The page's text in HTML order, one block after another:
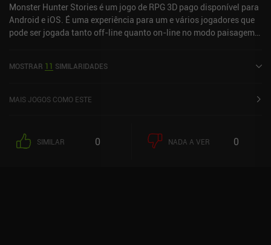
Monster Hunter Stories é um jogo de RPG 3D pago disponível para
Android e iOS. É uma experiência para um e vários jogadores que
pode ser jogada tanto off-line quanto on-line no modo paisagem.
uma classificação atual de 4,1 de 5,0 no Google Play e 4,5 de 5,0 na
MOSTRAR 11 SIMILARIDADES
MAIS JOGOS COMO ESTE
SIMILAR 0 NADA A VER 0